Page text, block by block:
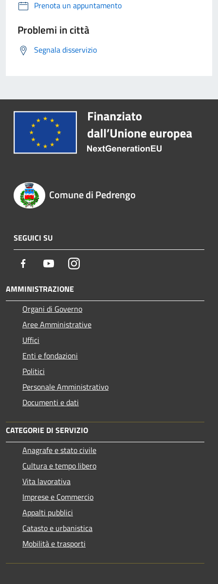
Prenota un appuntamento
Problemi in città
Segnala disservizio
Comune di Pedrengo
SEGUICI SU
Facebook YoutubeInstagram
AMMINISTRAZIONE
Organi di Governo
Aree Amministrative
Uffici
Enti e fondazioni
Politici
Personale Amministrativo
Documenti e dati
CATEGORIE DI SERVIZIO
Anagrafe e stato civile
Cultura e tempo libero
Vita lavorativa
Imprese e Commercio
Appalti pubblici
Catasto e urbanistica
Mobilità e trasporti